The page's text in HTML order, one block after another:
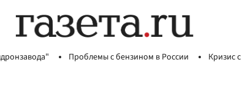
Проблемы с бензином в России Кризис